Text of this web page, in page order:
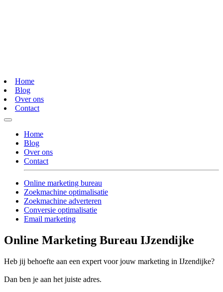
Home
Blog
Over ons
Contact
Home
Blog
Over ons
Contact
Online marketing bureau
Zoekmachine optimalisatie
Zoekmachine adverteren
Conversie optimalisatie
Email marketing
Online Marketing Bureau IJzendijke
Heb jij behoefte aan een expert voor jouw marketing in IJzendijke?
Dan ben je aan het juiste adres.